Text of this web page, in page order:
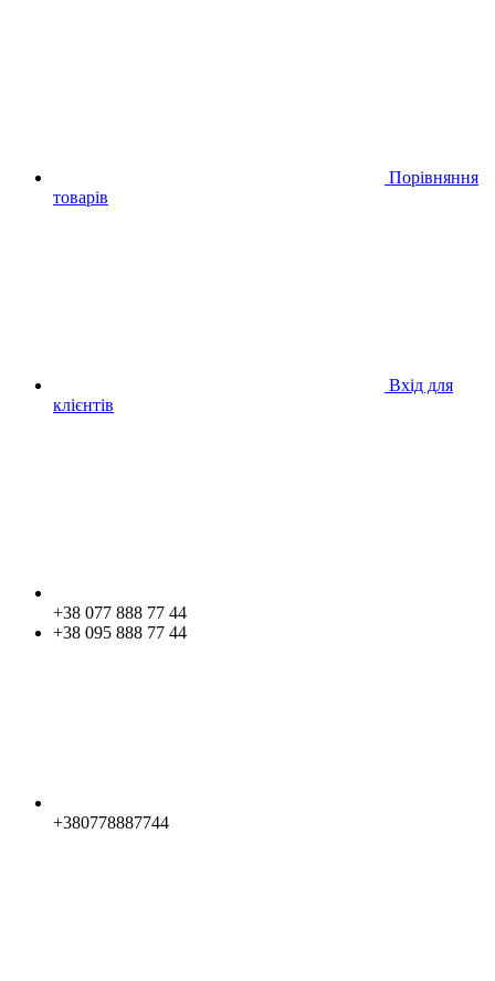
Порівняння
товарів
Вхід для
клієнтів
+38 077 888 77 44
+38 095 888 77 44
+380778887744